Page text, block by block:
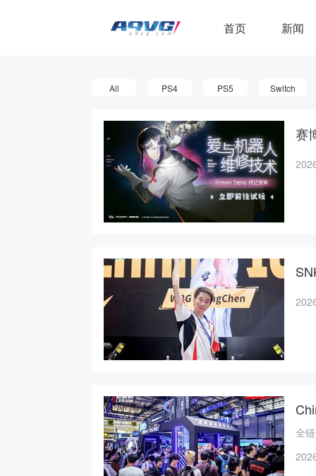
首页 新闻
All PS4 PS5 Switch
赛
全